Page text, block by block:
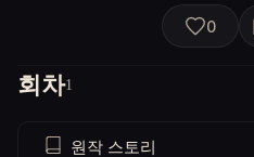
0
회차1
원작 스토리